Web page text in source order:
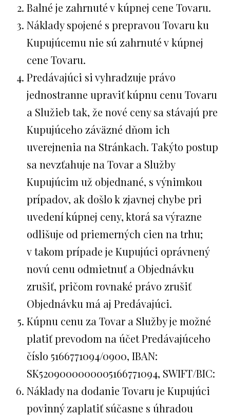
Balné je zahrnuté v kúpnej cene Tovaru.
Náklady spojené s prepravou Tovaru ku
Kupujúcemu nie sú zahrnuté v kúpnej
cene Tovaru.
Predávajúci si vyhradzuje právo
jednostranne upraviť kúpnu cenu Tovaru
a Služieb tak, že nové ceny sa stávajú pre
Kupujúceho záväzné dňom ich
uverejnenia na Stránkach. Takýto postup
sa nevzťahuje na Tovar a Služby
Kupujúcim už objednané, s výnimkou
prípadov, ak došlo k zjavnej chybe pri
uvedení kúpnej ceny, ktorá sa výrazne
odlišuje od priemerných cien na trhu;
v takom prípade je Kupujúci oprávnený
novú cenu odmietnuť a Objednávku
zrušiť, pričom rovnaké právo zrušiť
Objednávku má aj Predávajúci.
Kúpnu cenu za Tovar a Služby je možné
platiť prevodom na účet Predávajúceho
číslo 5166771094/0900, IBAN:
SK5209000000005166771094, SWIFT/BIC:
Náklady na dodanie Tovaru je Kupujúci
povinný zaplatiť súčasne s úhradou